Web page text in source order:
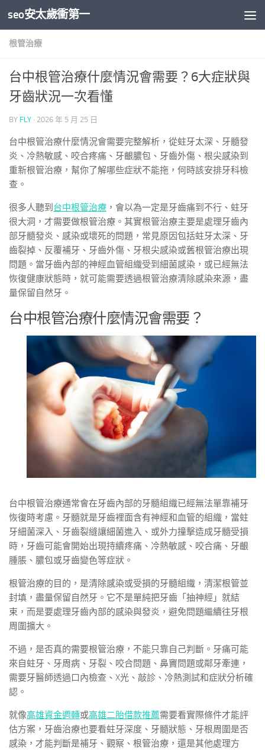
Skip to content
seo安太歲衝第一
根管治療
台中根管治療什麼情況會需要？6大症狀與
牙齒狀況一次看懂
BY FLY · 2026 年 5 月 25 日
台中根管治療什麼情況會需要完整解析，從蛀牙太深、牙髓發
炎、冷熱敏感、咬合疼痛、牙齦膿包、牙齒外傷、根尖感染到
重新根管治療，幫你了解哪些症狀不能拖，何時該安排牙科檢
查。
很多人聽到 台中根管治療 ，會以為一定是牙齒痛到不行、蛀牙
很大洞，才需要做根管治療。其實根管治療主要是處理牙齒內
部牙髓發炎、感染或壞死的問題，常見原因包括蛀牙太深、牙
齒裂掉、反覆補牙、牙齒外傷、牙根尖感染或舊根管治療出現
問題。當牙齒內部的神經血管組織受到細菌感染，或已經無法
恢復健康狀態時，就可能需要透過根管治療清除感染來源，盡
量保留自然牙。
台中根管治療什麼情況會需要？
台中根管治療通常會在牙齒內部的牙髓組織已經無法單靠補牙
恢復時考慮。牙髓就是牙齒裡面含有神經和血管的組織，當蛀
牙細菌深入、牙齒裂縫讓細菌進入、或外力撞擊造成牙髓受損
時，牙齒可能會開始出現持續疼痛、冷熱敏感、咬合痛、牙齦
腫脹、膿包或牙齒變色等症狀。
根管治療的目的，是清除感染或受損的牙髓組織，清潔根管並
封填，盡量保留自然牙。它不是單純把牙齒「抽神經」就結
束，而是要處理牙齒內部的感染與發炎，避免問題繼續往牙根
周圍擴大。
不過，是否真的需要根管治療，不能只靠自己判斷。牙痛可能
來自蛀牙、牙周病、牙裂、咬合問題、鼻竇問題或鄰牙牽連，
需要牙醫師透過口內檢查、X光、敲診、冷熱測試和症狀分析確
認。
就像高雄資金週轉或高雄二胎借款推薦需要看實際條件才能評
估方案，牙齒治療也要看蛀牙深度、牙髓狀態、牙根周圍是否
感染，才能判斷是補牙、觀察、根管治療，還是其他處理方